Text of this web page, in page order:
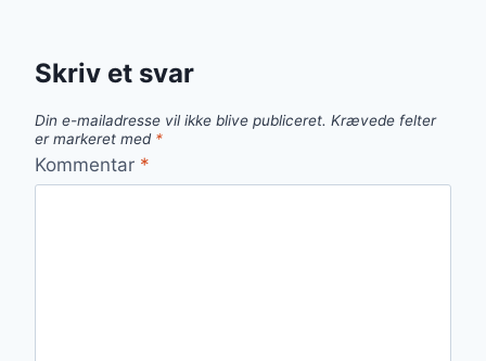
Skriv et svar
Din e-mailadresse vil ikke blive publiceret. Krævede felter
er markeret med *
Kommentar *